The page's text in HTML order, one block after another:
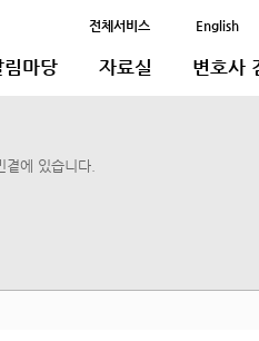
전체서비스 English
림마당 자료실 변호사